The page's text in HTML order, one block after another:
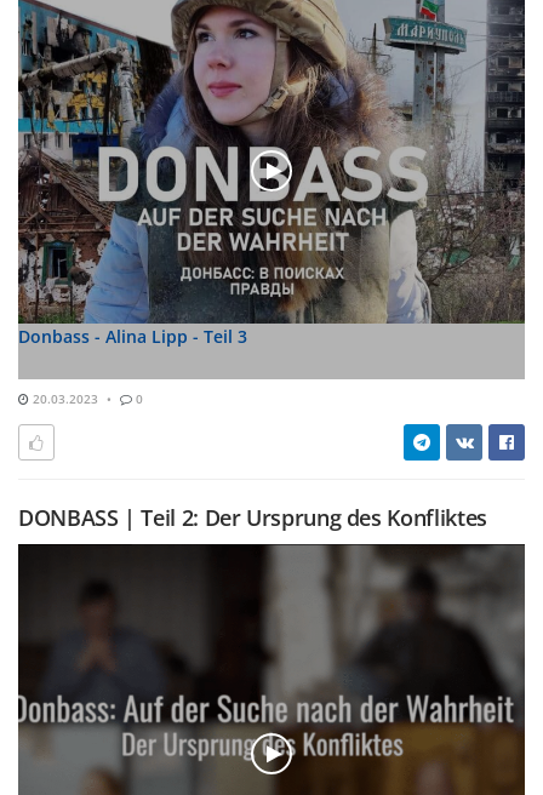
Donbass - Alina Lipp - Teil 3
20.03.2023 0
DONBASS | Teil 2: Der Ursprung des Konfliktes